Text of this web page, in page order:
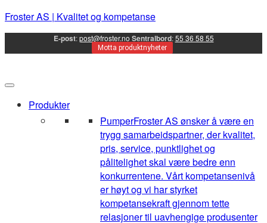
Froster AS | Kvalitet og kompetanse
E-post:post@froster.no Sentralbord:55 36 58 55
Motta produktnyheter
Produkter
PumperFroster AS ønsker å være en
trygg samarbeidspartner, der kvalitet,
pris, service, punktlighet og
pålitelighet skal være bedre enn
konkurrentene. Vårt kompetansenivå
er høyt og vi har styrket
kompetansekraft gjennom tette
relasjoner til uavhengige produsenter